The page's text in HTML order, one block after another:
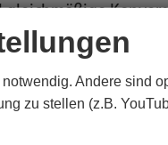
Andere sind
zu stellen (z.B.
Analysis.
übertragen.